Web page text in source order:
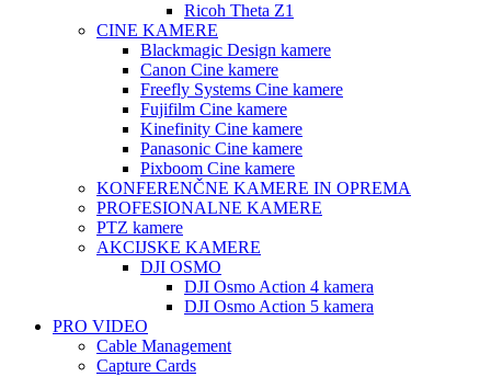
Ricoh Theta Z1
CINE KAMERE
Blackmagic Design kamere
Canon Cine kamere
Freefly Systems Cine kamere
Fujifilm Cine kamere
Kinefinity Cine kamere
Panasonic Cine kamere
Pixboom Cine kamere
KONFERENČNE KAMERE IN OPREMA
PROFESIONALNE KAMERE
PTZ kamere
AKCIJSKE KAMERE
DJI OSMO
DJI Osmo Action 4 kamera
DJI Osmo Action 5 kamera
PRO VIDEO
Cable Management
Capture Cards